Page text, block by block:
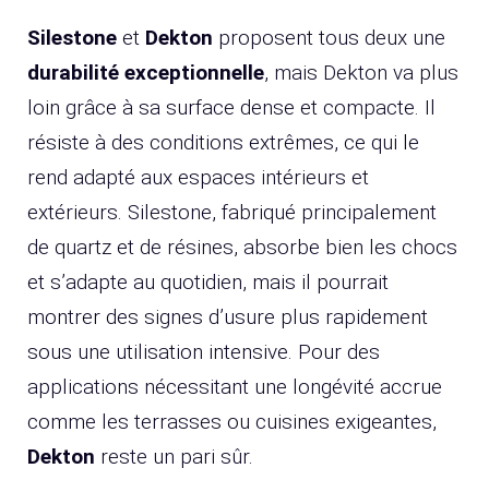
Silestone et Dekton proposent tous deux une
durabilité exceptionnelle, mais Dekton va plus
loin grâce à sa surface dense et compacte. Il
résiste à des conditions extrêmes, ce qui le
rend adapté aux espaces intérieurs et
extérieurs. Silestone, fabriqué principalement
de quartz et de résines, absorbe bien les chocs
et s’adapte au quotidien, mais il pourrait
montrer des signes d’usure plus rapidement
sous une utilisation intensive. Pour des
applications nécessitant une longévité accrue
comme les terrasses ou cuisines exigeantes,
Dekton reste un pari sûr.